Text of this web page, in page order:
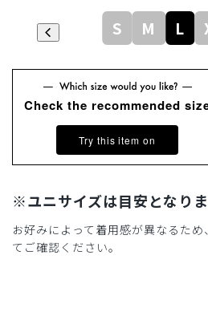
S M L
Check the recommended
Try this item on
※ユニサイズは目安となりま
お好みによって着用感が異なるため、
てご確認ください。